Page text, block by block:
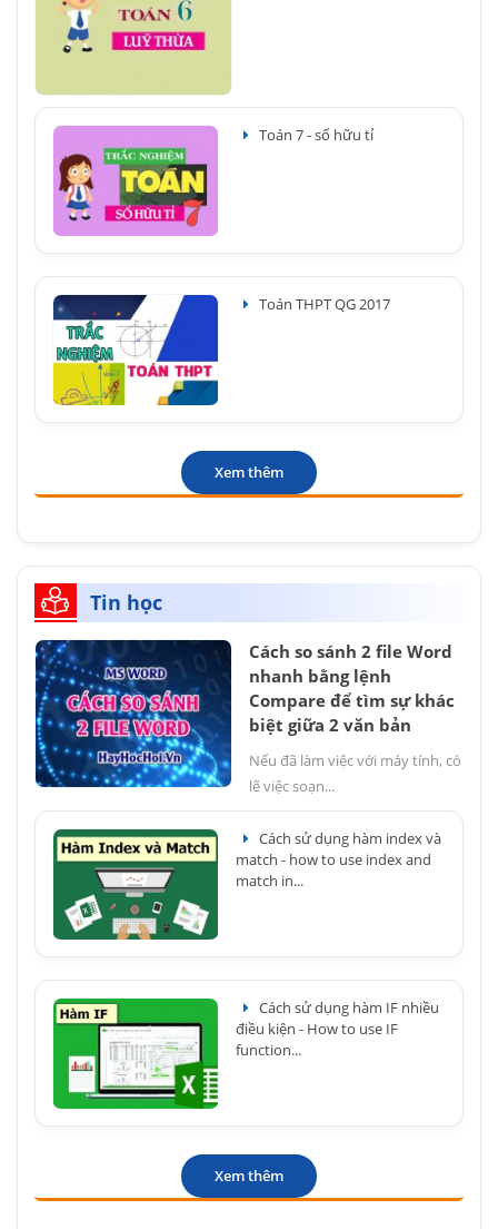
Toán 7 - số hữu tỉ
Toán THPT QG 2017
Xem thêm
Tin học
Cách so sánh 2 file Word
nhanh bằng lệnh
Compare để tìm sự khác
biệt giữa 2 văn bản
Nếu đã làm việc với máy tính, có
lẽ việc soạn...
Cách sử dụng hàm index và
match - how to use index and
match in...
Cách sử dụng hàm IF nhiều
điều kiện - How to use IF
function...
Xem thêm